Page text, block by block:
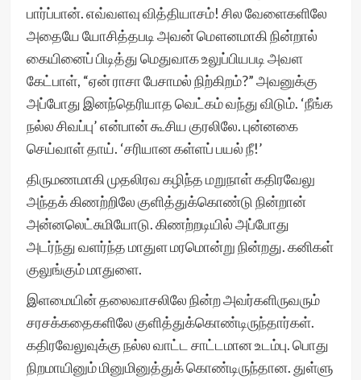
பார்ப்பான். எவ்வளவு வித்தியாசம்! சில வேளைகளிலே
அதையே யோசித்தபடி அவன் மௌனமாகி நின்றால்
கையினைப் பிடித்து மெதுவாக உலுப்பியபடி அவள
கேட்பாள், “ஏன் ராசா பேசாமல் நிற்கிறம்?” அவனுக்கு
அப்போது இனந்தெரியாத வெட்கம் வந்து விடும். ‘நீங்க
நல்ல சிவப்பு’ என்பான் கூசிய குரலிலே. புன்னகை
செய்வாள் தாய். ‘சரியான கள்ளப் பயல் நீ!’
திருமணமாகி முதலிரவ கழிந்த மறுநாள் கதிரவேலு
அந்தக் கிணற்றிலே குளித்துக்கொண்டு நின்றான்
அன்னலெட்சுமியோடு. கிணற்றடியில் அப்போது
அடர்ந்து வளர்ந்த மாதுள மரமொன்று நின்றது. கனிகள்
குலுங்கும் மாதுளை.
இளமையின் தலைவாசலிலே நின்ற அவர்களிருவரும்
சரசக்கதைகளிலே குளித்துக்கொண்டிருந்தார்கள்.
கதிரவேலுவுக்கு நல்ல வாட்ட சாட்டமான உடம்பு. பொது
நிறமாயினும் மினுமினுத்துக் கொண்டிருந்தான. துள்ளு